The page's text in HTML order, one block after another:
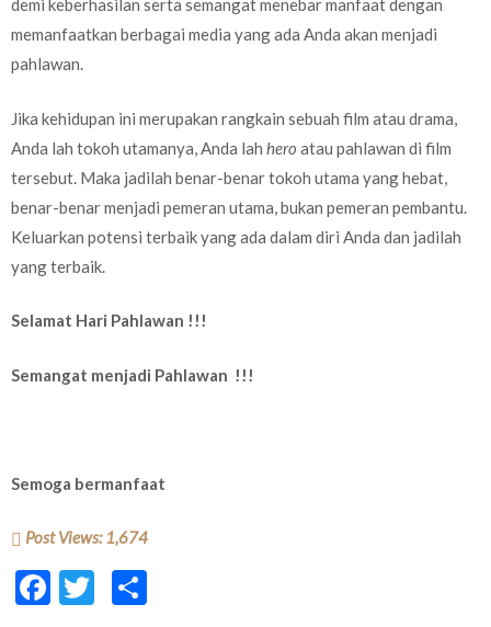
demi keberhasilan serta semangat menebar manfaat dengan
memanfaatkan berbagai media yang ada Anda akan menjadi
pahlawan.
Jika kehidupan ini merupakan rangkain sebuah film atau drama,
Anda lah tokoh utamanya, Anda lah hero atau pahlawan di film
tersebut. Maka jadilah benar-benar tokoh utama yang hebat,
benar-benar menjadi pemeran utama, bukan pemeran pembantu.
Keluarkan potensi terbaik yang ada dalam diri Anda dan jadilah
yang terbaik.
Selamat Hari Pahlawan !!!
Semangat menjadi Pahlawan !!!
Semoga bermanfaat
Post Views: 1,674
Facebook
Twitter